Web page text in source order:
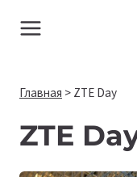
Главная > ZTE Day
ZTE